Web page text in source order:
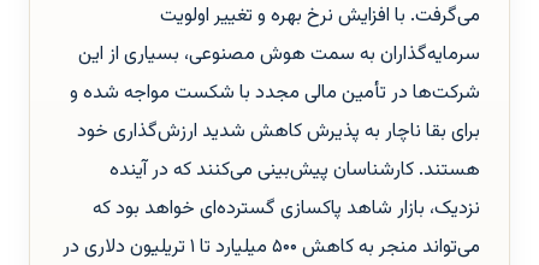
می‌گرفت. با افزایش نرخ بهره و تغییر اولویت
سرمایه‌گذاران به سمت هوش مصنوعی، بسیاری از این
شرکت‌ها در تأمین مالی مجدد با شکست مواجه شده و
برای بقا ناچار به پذیرش کاهش شدید ارزش‌گذاری‌ خود
هستند. کارشناسان پیش‌بینی می‌کنند که در آینده
نزدیک، بازار شاهد پاکسازی گسترده‌ای خواهد بود که
می‌تواند منجر به کاهش ۵۰۰ میلیارد تا ۱ تریلیون دلاری در